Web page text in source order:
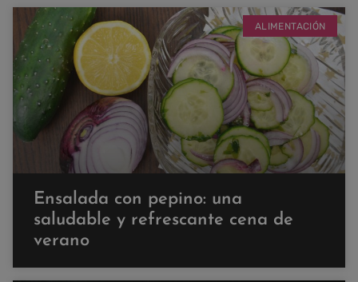
ALIMENTACIÓN
Ensalada con pepino: una
saludable y refrescante cena de
verano